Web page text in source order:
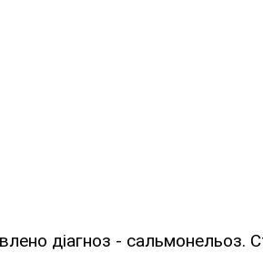
діагноз - сальмонельоз.